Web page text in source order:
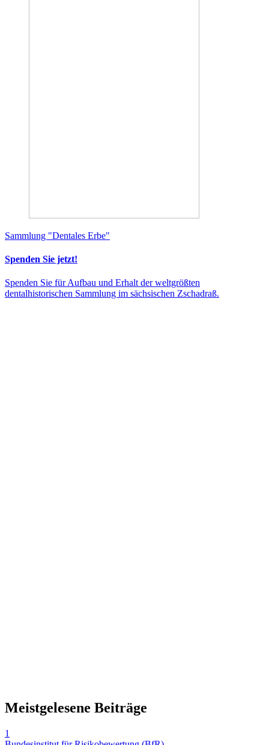
Sammlung "Dentales Erbe"
Spenden Sie jetzt!
Spenden Sie für Aufbau und Erhalt der weltgrößten
dentalhistorischen Sammlung im sächsischen Zschadraß.
Meistgelesene Beiträge
1